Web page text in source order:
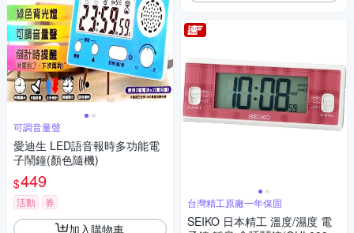
可調音量聲
愛迪生 LED語音報時多功能電
子鬧鐘(顏色隨機)
$449
活動 券
加入購物車
台灣精工原廠一年保固
SEIKO 日本精工 溫度/濕度 電